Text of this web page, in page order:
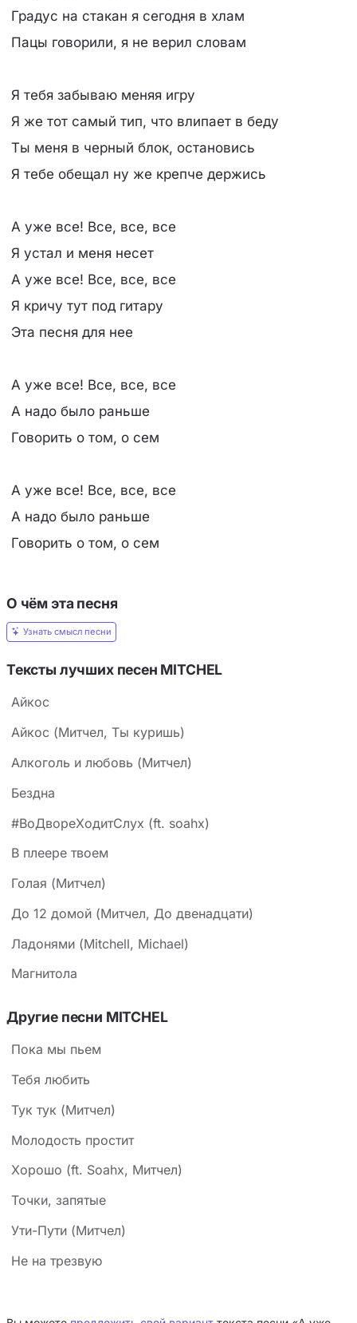
Градус на стакан я сегодня в хлам
Пацы говорили, я не верил словам
Я тебя забываю меняя игру
Я же тот самый тип, что влипает в беду
Ты меня в черный блок, остановись
Я тебе обещал ну же крепче держись
А уже все! Все, все, все
Я устал и меня несет
А уже все! Все, все, все
Я кричу тут под гитару
Эта песня для нее
А уже все! Все, все, все
А надо было раньше
Говорить о том, о сем
А уже все! Все, все, все
А надо было раньше
Говорить о том, о сем
О чём эта песня
Узнать смысл песни
Тексты лучших песен MITCHEL
Айкос
Айкос (Митчел, Ты куришь)
Алкоголь и любовь (Митчел)
Бездна
#ВоДвореХодитСлух (ft. soahx)
В плеере твоем
Голая (Митчел)
До 12 домой (Митчел, До двенадцати)
Ладонями (Mitchell, Michael)
Магнитола
Другие песни MITCHEL
Пока мы пьем
Тебя любить
Тук тук (Митчел)
Молодость простит
Хорошо (ft. Soahx, Митчел)
Точки, запятые
Ути-Пути (Митчел)
Не на трезвую